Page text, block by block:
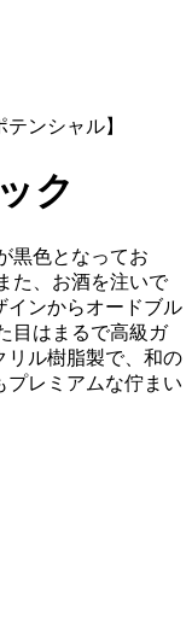
ンシャル】
ク
黒色となってお
た、お酒を注いで
インからオードブル
目はまるで高級ガ
リル樹脂製で、和の
プレミアムな佇まい